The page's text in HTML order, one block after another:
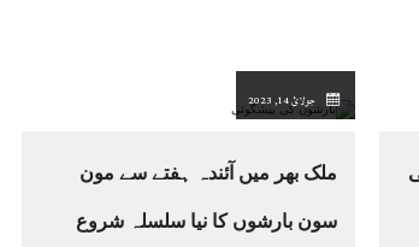
جولائ 14, 2023
ملک بھر میں آئندہ ہفتے سے مون
سون بارشوں کا نیا سلسلہ شروع